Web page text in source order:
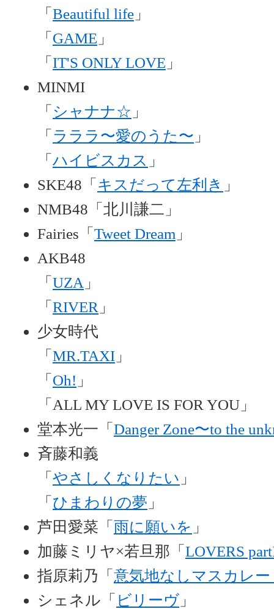
「 Beautiful life 」
「 GAME 」
「 IT'S ONLY LOVE 」
MINMI
「 シャナナ☆ 」
「 ラララ〜愛のうた〜 」
「 ハイビスカス 」
SKE48「 キスだって左利き 」
NMB48「北川謙二」
Fairies「 Tweet Dream 」
AKB48
「 UZA 」
「 RIVER 」
少女時代
「 MR.TAXI 」
「 Oh! 」
「ALL MY LOVE IS FOR YOU」
堂本光一「 Danger Zone〜to the
斉藤和義
「 やさしくなりたい 」
「 ひまわりの夢 」
芦田愛菜「 雨に願いを 」
加藤ミリヤ×若旦那「 LOVERS
指原莉乃「 意気地なしマスカレー
シェネル「 ビリーヴ 」